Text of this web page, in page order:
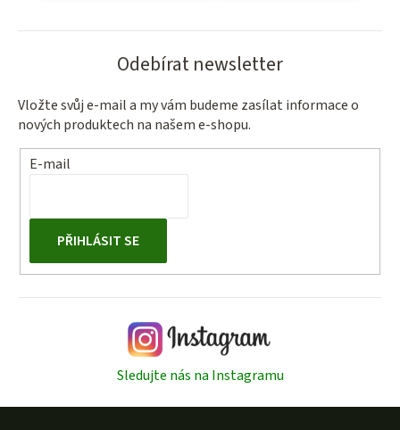
Odebírat newsletter
Vložte svůj e-mail a my vám budeme zasílat informace o
nových produktech na našem e-shopu.
E-mail
PŘIHLÁSIT SE
Sledujte nás na Instagramu